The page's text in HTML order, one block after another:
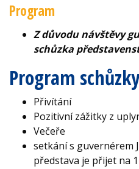
Program
Z důvodu návštěvy
schůzka
Program
Přivítání
Pozitivní zážitky z
Večeře
setkání s guvernérem
představa je přijet na